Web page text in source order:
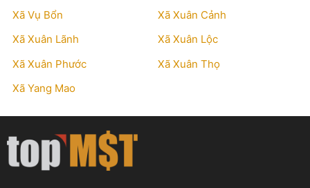
Xã Vụ Bổn
Xã Xuân Cảnh
Xã Xuân Lãnh
Xã Xuân Lộc
Xã Xuân Phước
Xã Xuân Thọ
Xã Yang Mao